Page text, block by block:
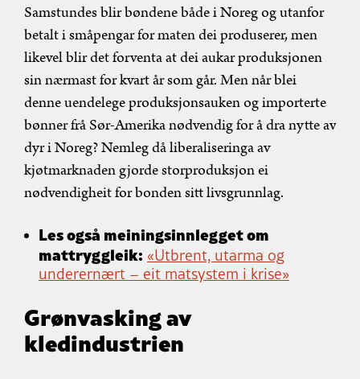
Samstundes blir bøndene både i Noreg og utanfor
betalt i småpengar for maten dei produserer, men
likevel blir det forventa at dei aukar produksjonen
sin nærmast for kvart år som går. Men når blei
denne uendelege produksjonsauken og importerte
bønner frå Sør-Amerika nødvendig for å dra nytte av
dyr i Noreg? Nemleg då liberaliseringa av
kjøtmarknaden gjorde storproduksjon ei
nødvendigheit for bonden sitt livsgrunnlag.
Les også meiningsinnlegget om
mattryggleik: «Utbrent, utarma og
underernært – eit matsystem i krise»
Grønvasking av
kledindustrien